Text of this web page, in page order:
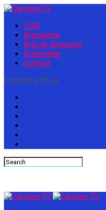
LIVE
Actualitate
Aria de acoperire
Publicitate
Contact
Connect with us